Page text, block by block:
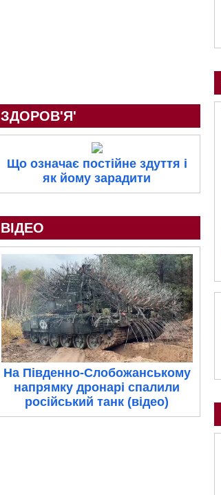
ЗДОРОВ'Я'
Що означає постійне здуття і
як йому зарадити
ВІДЕО
На Південно-Слобожанському
напрямку дронарі спалили
російський танк (відео)